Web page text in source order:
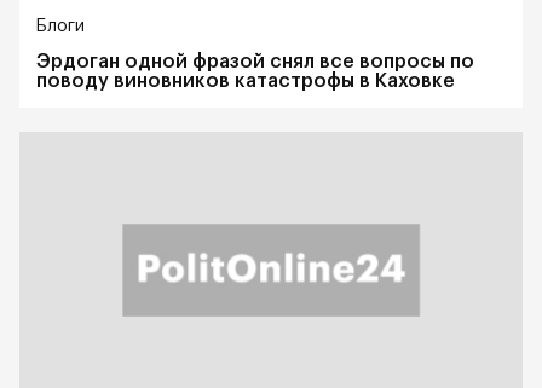
Блоги
Эрдоган одной фразой снял все вопросы по
поводу виновников катастрофы в Каховке